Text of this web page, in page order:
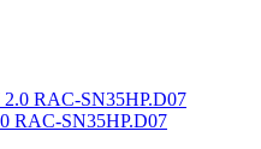
RAC-SN35HP.D07